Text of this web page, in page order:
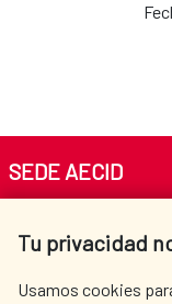
Tu privacidad
Usamos cookies
SEDE AECID
Tel. +34 900 20 30 54​​​​​​​